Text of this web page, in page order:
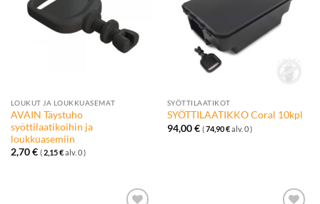
LOUKUT JA LOUKKUASEMAT
AVAIN Täystuho
syöttilaatikoihin ja
loukkuasemiin
2,70€ (2,15€alv. 0 )
SYÖTTILAATIKOT
SYÖTTILAATIKKO Coral 10kpl
94,00€ (74,90€alv. 0 )